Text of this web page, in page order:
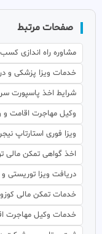
صفحات مرتبط
مشاوره راه اندازی کسب
خدمات ویزا پزشکی و
شرایط اخذ پاسپورت
وکیل مهاجرت اقامت و
ویزا فوری استارتاپ
اخذ گواهی تمکن مالی
دریافت ویزا توریستی
خدمات تمکن مالی
خدمات وکیل مهاجرت